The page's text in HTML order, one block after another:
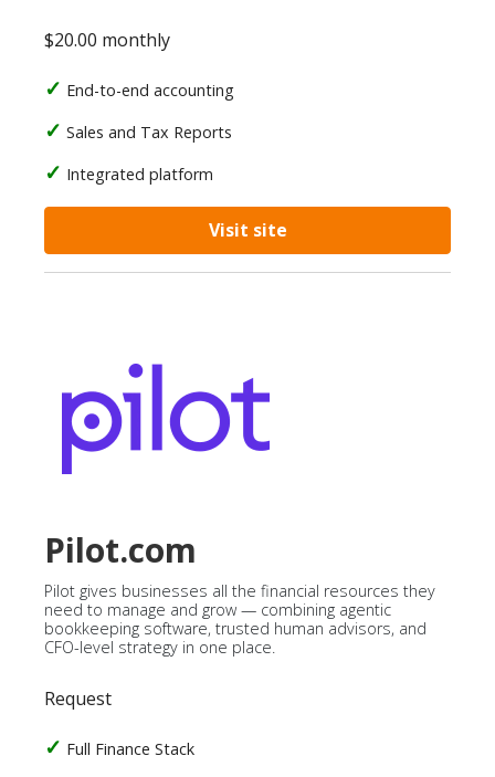
$20.00 monthly
End-to-end accounting
Sales and Tax Reports
Integrated platform
Visit site
Pilot.com
Pilot gives businesses all the financial resources they
need to manage and grow — combining agentic
bookkeeping software, trusted human advisors, and
CFO-level strategy in one place.
Request
Full Finance Stack